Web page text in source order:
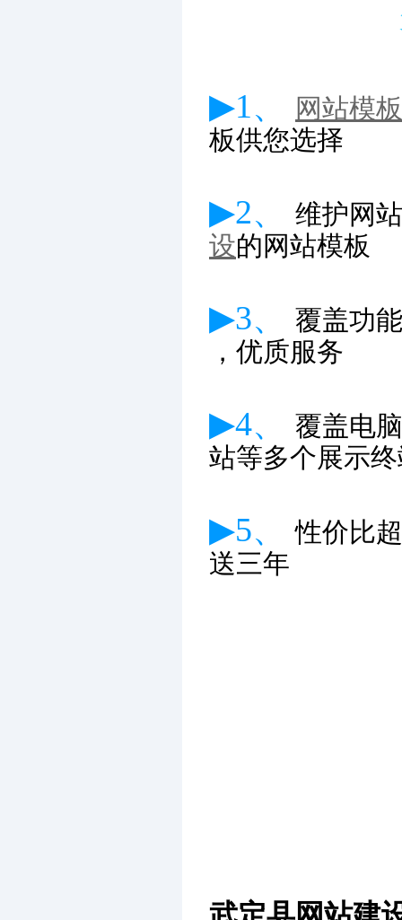
▶1、
网站模板
板供您选择
▶2、
维护网
设的网站模板
▶3、
覆盖功
，优质服务
▶4、
覆盖电
站等多个展示
▶5、性价比
送三年